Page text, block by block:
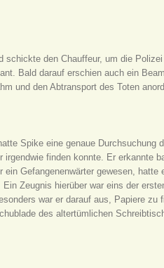
schickte den Chauffeur, um die
Bald darauf erschien auch ein
und den Abtransport des Toten
Spike eine genaue Durchsuchung
irgendwie finden konnte. Er erkannte
ein Gefangenenwärter gewesen,
Zeugnis hierüber war eins der
war er darauf aus, Papiere zu
des altertümlichen